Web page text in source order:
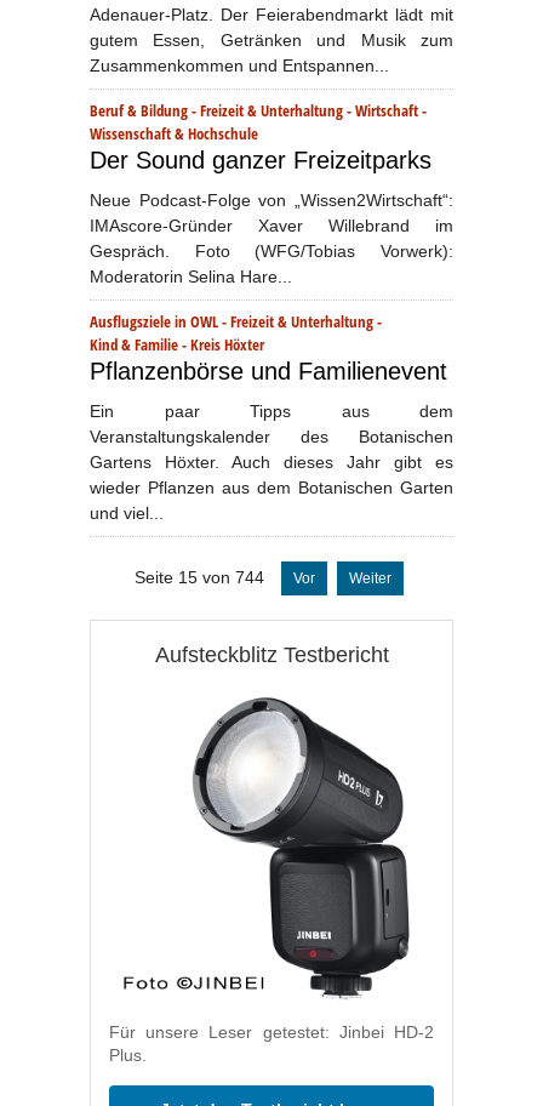
Adenauer-Platz. Der Feierabendmarkt lädt mit
gutem Essen, Getränken und Musik zum
Zusammenkommen und Entspannen...
Beruf & Bildung-Freizeit & Unterhaltung-Wirtschaft-
Wissenschaft & Hochschule
Der Sound ganzer Freizeitparks
Neue Podcast-Folge von „Wissen2Wirtschaft“:
IMAscore-Gründer Xaver Willebrand im
Gespräch. Foto (WFG/Tobias Vorwerk):
Moderatorin Selina Hare...
Ausflugsziele in OWL-Freizeit & Unterhaltung-
Kind & Familie-Kreis Höxter
Pflanzenbörse und Familienevent
Ein paar Tipps aus dem
Veranstaltungskalender des Botanischen
Gartens Höxter. Auch dieses Jahr gibt es
wieder Pflanzen aus dem Botanischen Garten
und viel...
Seite 15 von 744 Vor Weiter
Aufsteckblitz Testbericht
Für unsere Leser getestet: Jinbei HD-2
Plus.